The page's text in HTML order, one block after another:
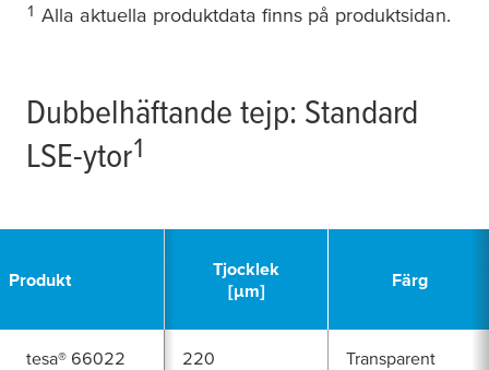
1 Alla aktuella produktdata finns på produktsidan.
Dubbelhäftande tejp: Standard
LSE-ytor1
Produkt
Tjocklek
[µm]
Färg
tesa® 66022 220 Transparent